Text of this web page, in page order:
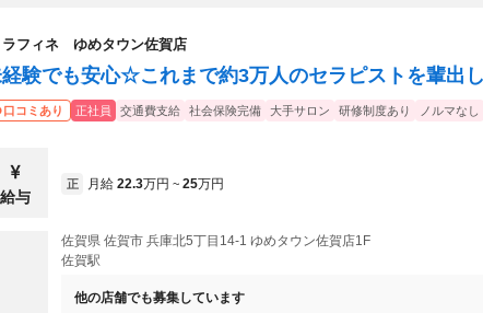
ラフィネ ゆめタウン佐賀店
験でも安心☆これまで約3万人のセラピストを輩出
口コミあり 正社員 交通費支給 社会保険完備 大手サロン 研修制度あり ノルマなし
給与
正 月給 22.3万円 ~ 25万円
佐賀県 佐賀市 兵庫北5丁目14-1 ゆめタウン佐賀店1F
佐賀駅
他の店舗でも募集しています